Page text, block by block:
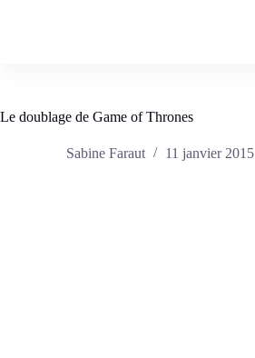
Le doublage de Game of Thrones
Sabine Faraut 11 janvier 2015